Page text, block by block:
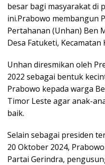
besar bagi masyarakat di
ini.Prabowo membangun
Pertahanan (Unhan) Ben
Desa Fatuketi, Kecamatan
Unhan diresmikan oleh
2022 sebagai bentuk
Prabowo kepada warga
Timor Leste agar anak-
baik.
Selain sebagai presiden
20 Oktober 2024,
Partai Gerindra,